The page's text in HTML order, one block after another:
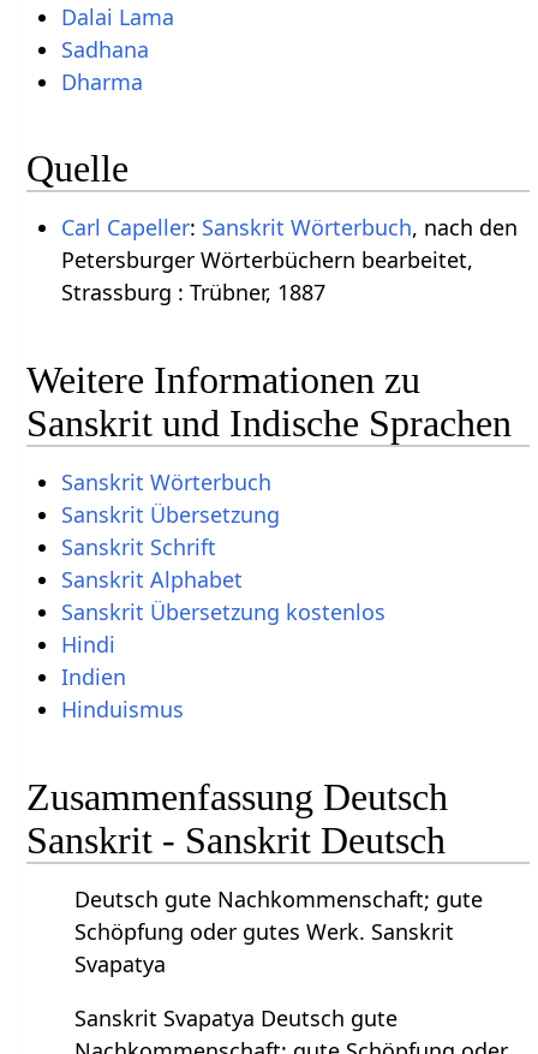
Dalai Lama
Sadhana
Dharma
Quelle
Carl Capeller: Sanskrit Wörterbuch, nach den
Petersburger Wörterbüchern bearbeitet,
Strassburg : Trübner, 1887
Weitere Informationen zu
Sanskrit und Indische Sprachen
Sanskrit Wörterbuch
Sanskrit Übersetzung
Sanskrit Schrift
Sanskrit Alphabet
Sanskrit Übersetzung kostenlos
Hindi
Indien
Hinduismus
Zusammenfassung Deutsch
Sanskrit - Sanskrit Deutsch
Deutsch gute Nachkommenschaft; gute
Schöpfung oder gutes Werk. Sanskrit
Svapatya
Sanskrit Svapatya Deutsch gute